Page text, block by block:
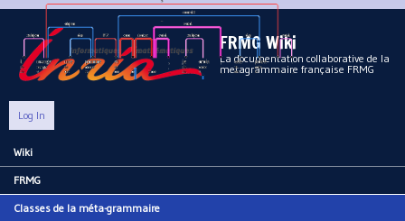
Aller au contenu principal
FRMG Wiki
La documentation collaborative de la
metagrammaire française FRMG
Log In
Main menu
Wiki
FRMG
Classes de la méta-grammaire